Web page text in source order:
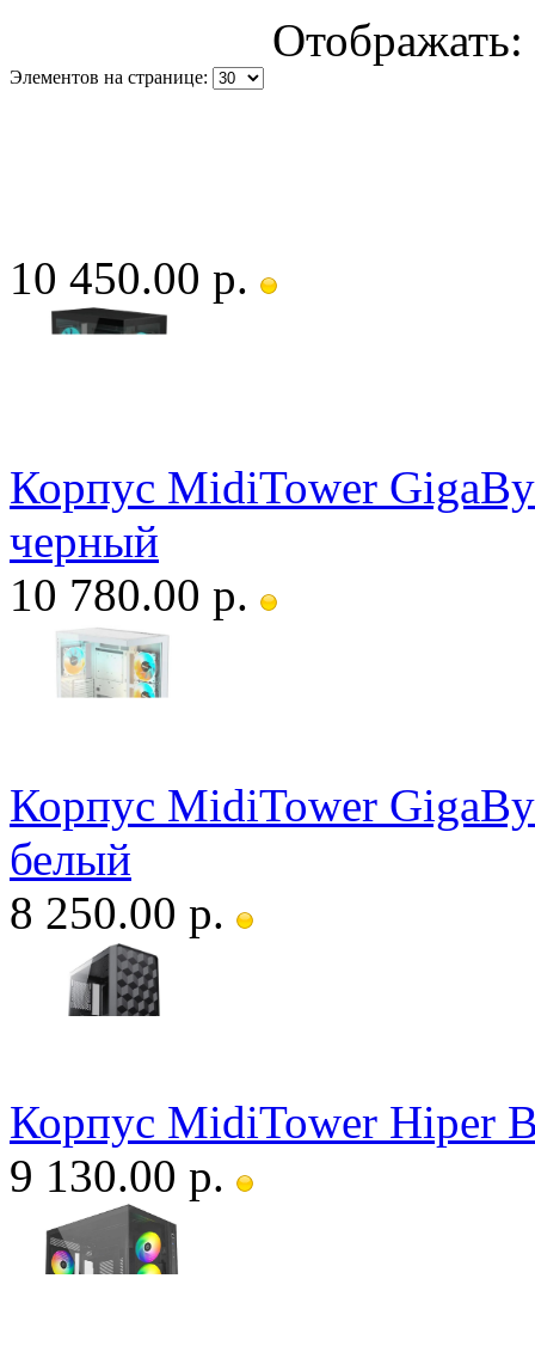
Отображать:
Элементов на странице:
10 450.00 р.
Корпус MidiTower
черный
10 780.00 р.
Корпус MidiTower
белый
8 250.00 р.
Корпус MidiTower Hiper
9 130.00 р.